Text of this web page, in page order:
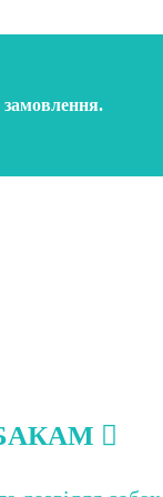
іграшки,
іграшки,